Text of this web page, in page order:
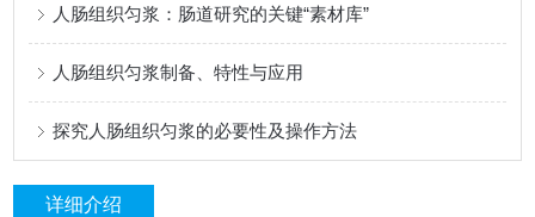
人肠组织匀浆：肠道研究的关键“素材库”
人肠组织匀浆制备、特性与应用
探究人肠组织匀浆的必要性及操作方法
详细介绍